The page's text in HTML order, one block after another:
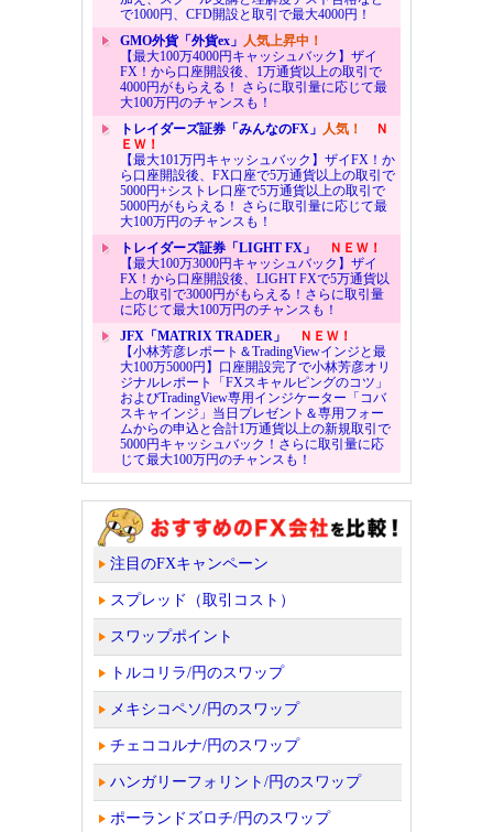
で1000円、CFD開設と取引で最大4000円！
GMO外貨「外貨ex」 人気上昇中！
【最大100万4000円キャッシュバック】ザイ
FX！から口座開設後、1万通貨以上の取引で
4000円がもらえる！ さらに取引量に応じて最
大100万円のチャンスも！
トレイダーズ証券「みんなのFX」 人気！
Ｎ
ＥＷ！
【最大101万円キャッシュバック】ザイFX！か
ら口座開設後、FX口座で5万通貨以上の取引で
5000円+シストレ口座で5万通貨以上の取引で
5000円がもらえる！ さらに取引量に応じて最
大100万円のチャンスも！
トレイダーズ証券「LIGHT FX」
ＮＥＷ！
【最大100万3000円キャッシュバック】ザイ
FX！から口座開設後、LIGHT FXで5万通貨以
上の取引で3000円がもらえる！さらに取引量
に応じて最大100万円のチャンスも！
JFX「MATRIX TRADER」
ＮＥＷ！
【小林芳彦レポート＆TradingViewインジと最
大100万5000円】口座開設完了で小林芳彦オリ
ジナルレポート「FXスキャルピングのコツ」
およびTradingView専用インジケーター「コバ
スキャインジ」当日プレゼント＆専用フォー
ムからの申込と合計1万通貨以上の新規取引で
5000円キャッシュバック！さらに取引量に応
じて最大100万円のチャンスも！
注目のFXキャンペーン
スプレッド（取引コスト）
スワップポイント
トルコリラ/円のスワップ
メキシコペソ/円のスワップ
チェココルナ/円のスワップ
ハンガリーフォリント/円のスワップ
ポーランドズロチ/円のスワップ